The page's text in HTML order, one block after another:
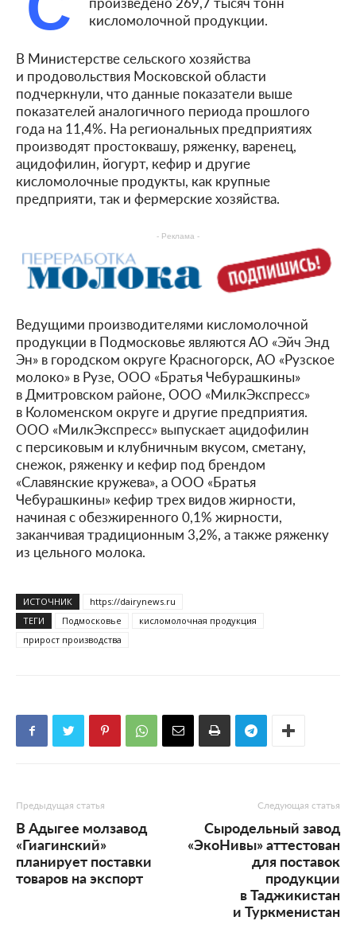
кисломолочной продукции.
В Министерстве сельского хозяйства
и продовольствия Московской области
подчеркнули, что данные показатели выше
показателей аналогичного периода прошлого
года на 11,4%. На региональных предприятиях
производят простоквашу, ряженку, варенец,
ацидофилин, йогурт, кефир и другие
кисломолочные продукты, как крупные
предприяти, так и фермерские хозяйства.
- Реклама -
Ведущими производителями кисломолочной
продукции в Подмосковье являются АО «Эйч Энд
Эн» в городском округе Красногорск, АО «Рузское
молоко» в Рузе, ООО «Братья Чебурашкины»
в Дмитровском районе, ООО «МилкЭкспресс»
в Коломенском округе и другие предприятия.
ООО «МилкЭкспресс» выпускает ацидофилин
с персиковым и клубничным вкусом, сметану,
снежок, ряженку и кефир под брендом
«Славянские кружева», а ООО «Братья
Чебурашкины» кефир трех видов жирности,
начиная с обезжиренного 0,1% жирности,
заканчивая традиционным 3,2%, а также ряженку
из цельного молока.
ИСТОЧНИК
https://dairynews.ru
ТЕГИ
Подмосковье
кисломолочная продукция
прирост производства
Предыдущая статья
В Адыгее молзавод
«Гиагинский»
планирует поставки
товаров на экспорт
Следующая статья
Сыродельный завод
«ЭкоНивы» аттестован
для поставок
продукции
в Таджикистан
и Туркменистан